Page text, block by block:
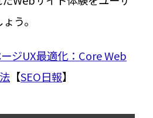
う。
ジUX最適化：Core Web
【SEO日報】